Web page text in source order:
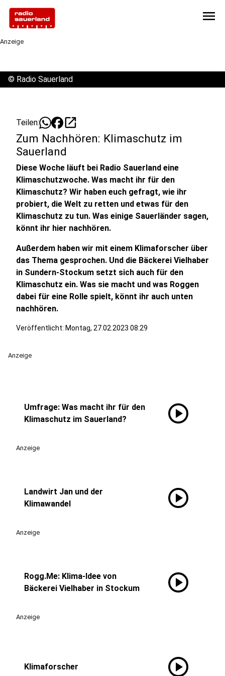
menu
Anzeige
© Radio Sauerland
Teilen: open_in_new
Zum Nachhören: Klimaschutz im
Sauerland
Diese Woche läuft bei Radio Sauerland eine
Klimaschutzwoche. Was macht ihr für den
Klimaschutz? Wir haben euch gefragt, wie ihr
probiert, die Welt zu retten und etwas für den
Klimaschutz zu tun. Was einige Sauerländer sagen,
könnt ihr hier nachhören.
Außerdem haben wir mit einem Klimaforscher über
das Thema gesprochen. Und die Bäckerei Vielhaber
in Sundern-Stockum setzt sich auch für den
Klimaschutz ein. Was sie macht und was Roggen
dabei für eine Rolle spielt, könnt ihr auch unten
nachhören.
Veröffentlicht: Montag, 27.02.2023 08:29
Anzeige
Umfrage: Was macht ihr für den
Klimaschutz im Sauerland?
play_circle
Anzeige
Landwirt Jan und der
Klimawandel
play_circle
Anzeige
Rogg.Me: Klima-Idee von
Bäckerei Vielhaber in Stockum
play_circle
Anzeige
Klimaforscher play_circle